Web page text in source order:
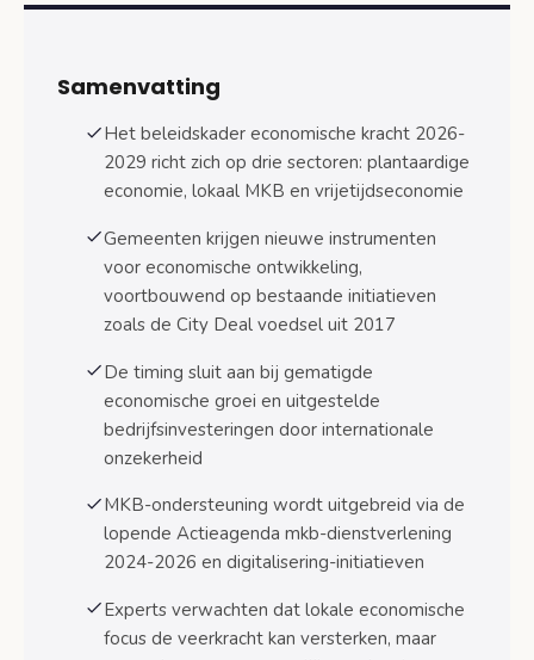
digitalisering
Europese hulp voor het MKB
Smart Industry: digitalisering voor
Vrijetijdseconomie: toerisme en cultuur als
Toerisme: van massa naar kwaliteit
Culturele en creatieve industrie
Balans tussen groei en leefbaarheid
Financiering en instrumenten: hoe gemeenten
Subsidies en belastingvoordelen
Niet-financiële ondersteuning
Publiek-private samenwerking
Samenvatting
Het beleidskader economische kracht 2026-
2029 richt zich op drie sectoren: plantaardige
economie, lokaal MKB en vrijetijdseconomie
Gemeenten krijgen nieuwe instrumenten
voor economische ontwikkeling,
voortbouwend op bestaande initiatieven
zoals de City Deal voedsel uit 2017
De timing sluit aan bij gematigde
economische groei en uitgestelde
bedrijfsinvesteringen door internationale
onzekerheid
MKB-ondersteuning wordt uitgebreid via de
lopende Actieagenda mkb-dienstverlening
2024-2026 en digitalisering-initiatieven
Experts verwachten dat lokale economische
focus de veerkracht kan versterken, maar